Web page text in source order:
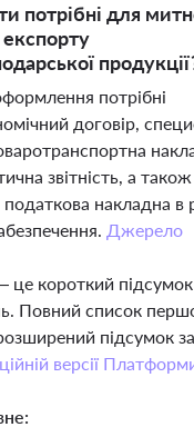
потрібні для
потрібні
договір,
звітність, а також
податкова накладна в
Джерело
короткий підсумок
Повний список
підсумок
версії